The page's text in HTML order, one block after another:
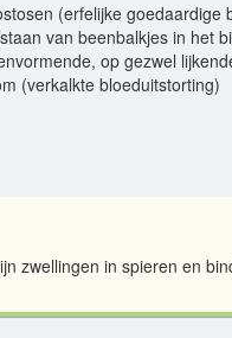
(erfelijke goedaardige
van beenbalkjes in het
op gezwel
(verkalkte bloeduitstorting)
zwellingen in spieren en